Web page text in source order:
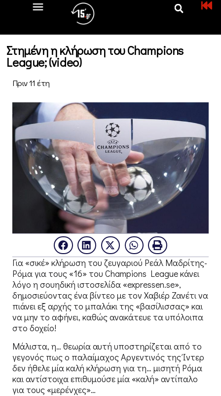
Στημένη η κλήρωση του Champions
League; (video)
Πριν 11 έτη
Για «σικέ» κλήρωση του ζευγαριού Ρεάλ Μαδρίτης-
Ρόμα για τους «16» του Champions League κάνει
λόγο η σουηδική ιστοσελίδα «expressen.se»,
δημοσιεύοντας ένα βίντεο με τον Χαβιέρ Ζανέτι να
πιάνει εξ αρχής το μπαλάκι της «βασίλισσας» και
να μην το αφήνει, καθώς ανακάτευε τα υπόλοιπα
στο δοχείο!
Μάλιστα, η… θεωρία αυτή υποστηρίζεται από το
γεγονός πως ο παλαίμαχος Αργεντινός της Ίντερ
δεν ήθελε μία καλή κλήρωση για τη… μισητή Ρόμα
και αντίστοιχα επιθυμούσε μία «καλή» αντίπαλο
για τους «μερένχες»…